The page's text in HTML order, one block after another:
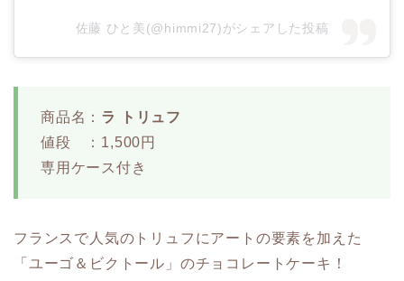
佐藤 ひと美(@himmi27)がシェアした投稿
商品名： ラ トリュフ
値段 ：1,500円
専用ケース付き
フランスで人気のトリュフにアートの要素を加えた
「ユーゴ＆ビクトール」のチョコレートケーキ！